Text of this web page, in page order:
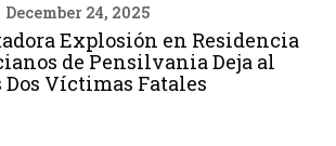
December 24, 2025
Explosión en Residencia
de Pensilvania Deja al
Dos Víctimas Fatales